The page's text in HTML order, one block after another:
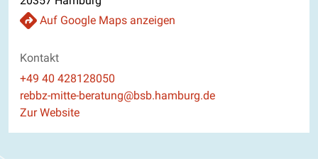
Auf Google Maps anzeigen
Kontakt
Telefon
+49 40 428128050
E-Mail
rebbz-mitte-beratung@bsb.hamburg.de
Website
Zur Website